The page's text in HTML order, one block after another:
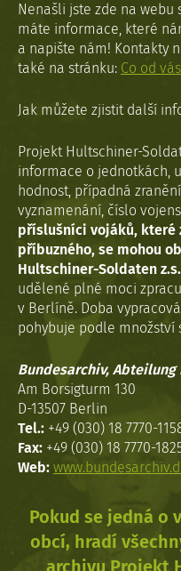
Nenašli jste zde na
máte informace, které
a napište nám! Kontakty
také na stránku: Co od
Jak můžete zjistit další
Projekt Hultschiner-
informace o jednotkách,
hodnost, případná
vyznamenání, číslo
příslušníci vojáků, které
příbuzného, se mohou
Hultschiner-Soldaten z.s.
udělené plné moci
v Berlíně. Doba
pohybuje podle množství
Bundesarchiv, Abteilung
Am Borsigturm 130
D-13507 Berlin
Tel.: +49 (030) 18 7770-
Fax: +49 (030) 18 7770-
Web:
Pokud se jedná o
obcí, hradí
archivu Projekt